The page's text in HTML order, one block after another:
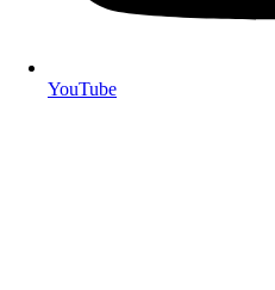
YouTube